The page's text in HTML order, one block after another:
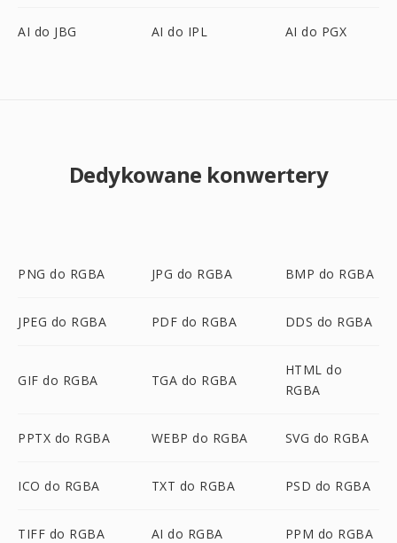
AI do JBG AI do IPL AI do PGX
Dedykowane konwertery
PNG do RGBA JPG do RGBA BMP do RGBA
JPEG do RGBA PDF do RGBA DDS do RGBA
GIF do RGBA TGA do RGBA
HTML do
RGBA
PPTX do RGBA WEBP do RGBA SVG do RGBA
ICO do RGBA TXT do RGBA PSD do RGBA
TIFF do RGBA AI do RGBA PPM do RGBA